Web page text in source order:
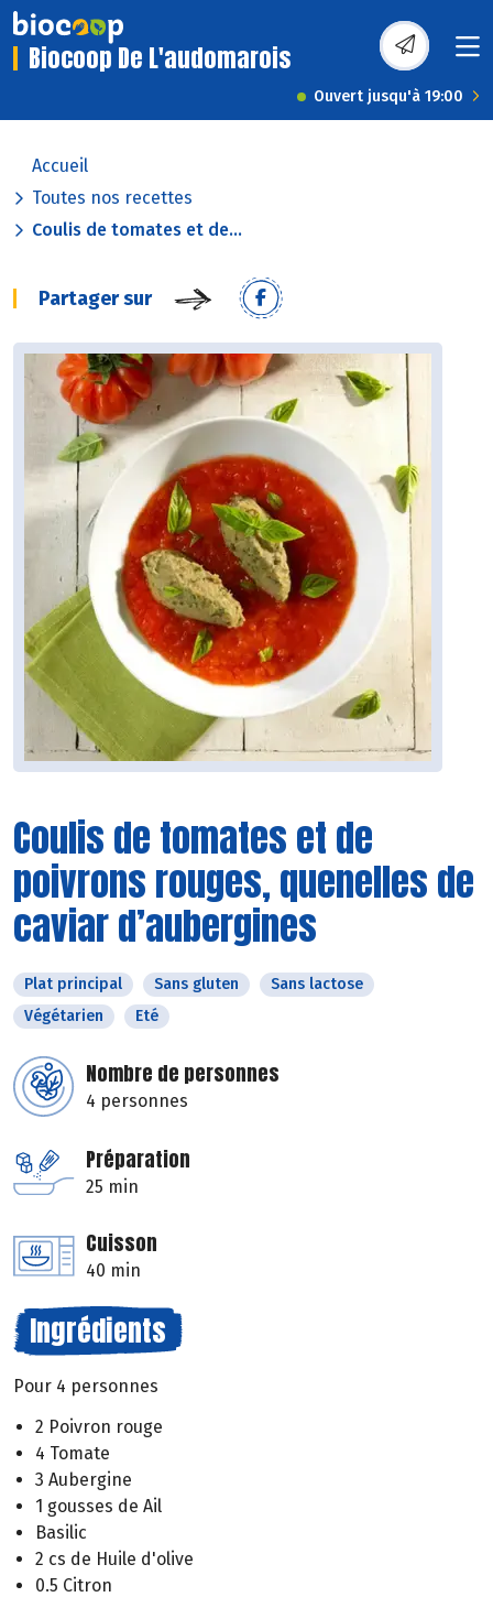
Biocoop De L'audomarois
Ouvert jusqu'à 19:00
Accueil
Toutes nos recettes
Coulis de tomates et de...
Partager sur
Coulis de tomates et de
poivrons rouges, quenelles de
caviar d’aubergines
Plat principal Sans gluten
Sans lactose
Végétarien
Eté
Nombre de personnes
4 personnes
Préparation
25 min
Cuisson
40 min
Ingrédients
Pour 4 personnes
2 Poivron rouge
4 Tomate
3 Aubergine
1 gousses de Ail
Basilic
2 cs de Huile d'olive
0.5 Citron